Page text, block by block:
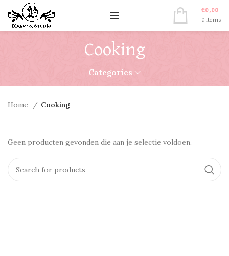
0 items
€0,00
Cooking
Categories
Home Cooking
Geen producten gevonden die aan je selectie voldoen.